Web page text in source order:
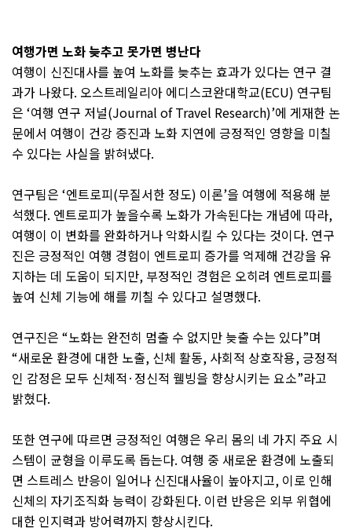
여행가면 노화 늦추고 못가면 병난다
여행이 신진대사를 높여 노화를 늦추는 효과가 있다는 연구 결
과가 나왔다. 오스트레일리아 에디스코완대학교(ECU) 연구팀
은 ‘여행 연구 저널(Journal of Travel Research)’에 게재한 논
문에서 여행이 건강 증진과 노화 지연에 긍정적인 영향을 미칠
수 있다는 사실을 밝혀냈다.
연구팀은 ‘엔트로피(무질서한 정도) 이론’을 여행에 적용해 분
석했다. 엔트로피가 높을수록 노화가 가속된다는 개념에 따라,
여행이 이 변화를 완화하거나 악화시킬 수 있다는 것이다. 연구
진은 긍정적인 여행 경험이 엔트로피 증가를 억제해 건강을 유
지하는 데 도움이 되지만, 부정적인 경험은 오히려 엔트로피를
높여 신체 기능에 해를 끼칠 수 있다고 설명했다.
연구진은 “노화는 완전히 멈출 수 없지만 늦출 수는 있다”며
“새로운 환경에 대한 노출, 신체 활동, 사회적 상호작용, 긍정적
인 감정은 모두 신체적 · 정신적 웰빙을 향상시키는 요소”라고
밝혔다.
또한 연구에 따르면 긍정적인 여행은 우리 몸의 네 가지 주요 시
스템이 균형을 이루도록 돕는다. 여행 중 새로운 환경에 노출되
면 스트레스 반응이 일어나 신진대사율이 높아지고, 이로 인해
신체의 자기조직화 능력이 강화된다. 이런 반응은 외부 위협에
대한 인지력과 방어력까지 향상시킨다.